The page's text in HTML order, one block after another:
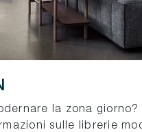
la zona giorno?
sulle librerie